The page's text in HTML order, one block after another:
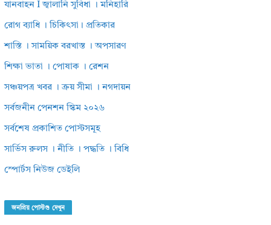
যানবাহন I জ্বালানি সুবিধা । মনিহারি
রোগ ব্যাধি । চিকিৎসা। প্রতিকার
শাস্তি । সাময়িক বরখাস্ত । অপসারণ
শিক্ষা ভাতা । পোষাক । রেশন
সঞ্চয়পত্র খবর । ক্রয় সীমা । নগদায়ন
সর্বজনীন পেনশন স্কিম ২০২৬
সর্বশেষ প্রকাশিত পোস্টসমূহ
সার্ভিস রুলস । নীতি । পদ্ধতি । বিধি
স্পোর্টস নিউজ ডেইলি
জনপ্রিয় পোস্টগু দেখুন